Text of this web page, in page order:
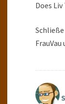
Does
FrauVau